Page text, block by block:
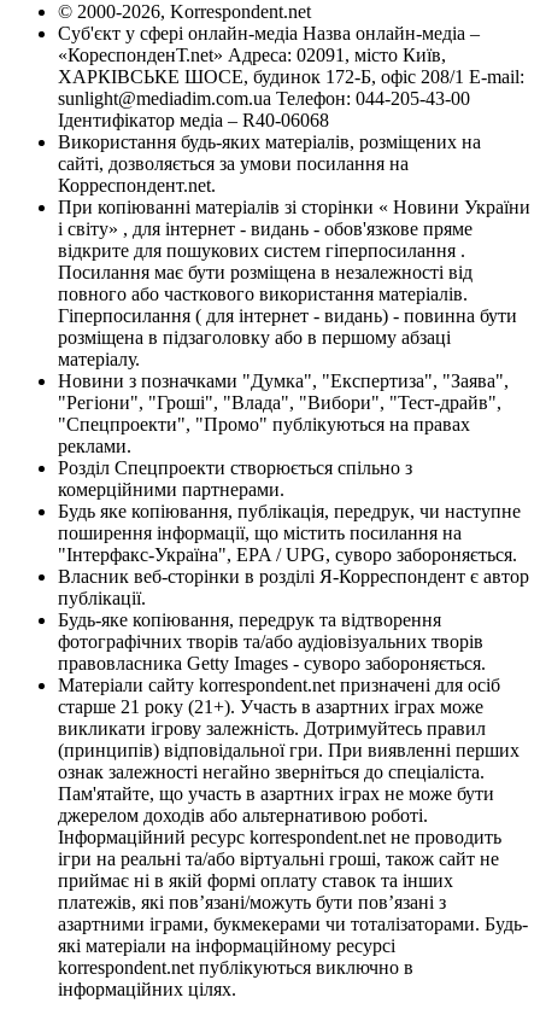
© 2000-2026, Korrespondent.net
Суб'єкт у сфері онлайн-медіа Назва онлайн-медіа –
«КореспонденТ.net» Адреса: 02091, місто Київ,
ХАРКІВСЬКЕ ШОСЕ, будинок 172-Б, офіс 208/1 E-mail:
sunlight@mediadim.com.ua Телефон: 044-205-43-00
Ідентифікатор медіа – R40-06068
Використання будь-яких матеріалів, розміщених на
сайті, дозволяється за умови посилання на
Корреспондент.net.
При копіюванні матеріалів зі сторінки « Новини України
і світу» , для інтернет - видань - обов'язкове пряме
відкрите для пошукових систем гіперпосилання .
Посилання має бути розміщена в незалежності від
повного або часткового використання матеріалів.
Гіперпосилання ( для інтернет - видань) - повинна бути
розміщена в підзаголовку або в першому абзаці
матеріалу.
Новини з позначками "Думка", "Експертиза", "Заява",
"Регіони", "Гроші", "Влада", "Вибори", "Тест-драйв",
"Спецпроекти", "Промо" публікуються на правах
реклами.
Розділ Спецпроекти створюється спільно з
комерційними партнерами.
Будь яке копіювання, публікація, передрук, чи наступне
поширення інформації, що містить посилання на
"Інтерфакс-Україна", EPA / UPG, суворо забороняється.
Власник веб-сторінки в розділі Я-Корреспондент є автор
публікації.
Будь-яке копіювання, передрук та відтворення
фотографічних творів та/або аудіовізуальних творів
правовласника Getty Images - суворо забороняється.
Матеріали сайту korrespondent.net призначені для осіб
старше 21 року (21+). Участь в азартних іграх може
викликати ігрову залежність. Дотримуйтесь правил
(принципів) відповідальної гри. При виявленні перших
ознак залежності негайно зверніться до спеціаліста.
Пам'ятайте, що участь в азартних іграх не може бути
джерелом доходів або альтернативою роботі.
Інформаційний ресурс korrespondent.net не проводить
ігри на реальні та/або віртуальні гроші, також сайт не
приймає ні в якій формі оплату ставок та інших
платежів, які пов’язані/можуть бути пов’язані з
азартними іграми, букмекерами чи тоталізаторами. Будь-
які матеріали на інформаційному ресурсі
korrespondent.net публікуються виключно в
інформаційних цілях.